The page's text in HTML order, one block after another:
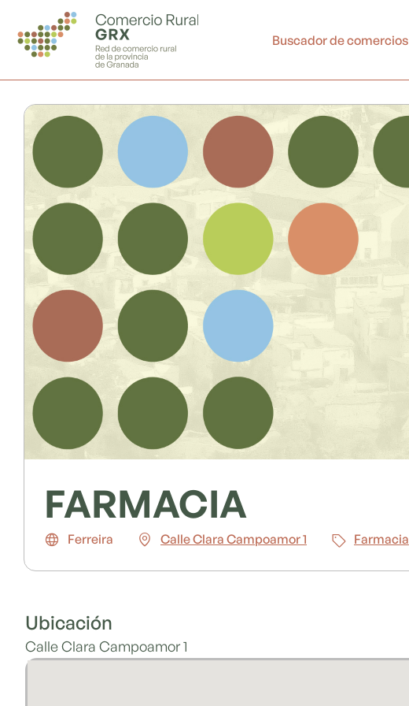
contenido
Buscador de comercios
FARMACIA
Ferreira Calle Clara Campoamor 1 Farmacia
Ubicación
Calle Clara Campoamor 1